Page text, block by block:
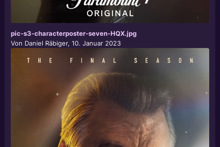
pic-s3-characterposter-seven-HQX.jpg
Von Daniel Räbiger, 10. Januar 2023